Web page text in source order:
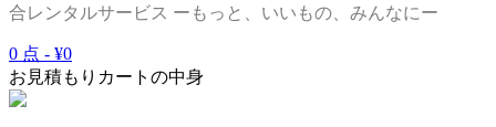
合レンタルサービス ーもっと、いいもの、みんなにー
0 点 - ¥0
お見積もりカートの中身